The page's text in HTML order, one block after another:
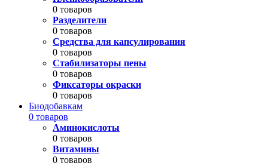
0 товаров
Разделители
0 товаров
Средства для капсулирования
0 товаров
Стабилизаторы пены
0 товаров
Фиксаторы окраски
0 товаров
Биодобавкам
0 товаров
Аминокислоты
0 товаров
Витамины
0 товаров